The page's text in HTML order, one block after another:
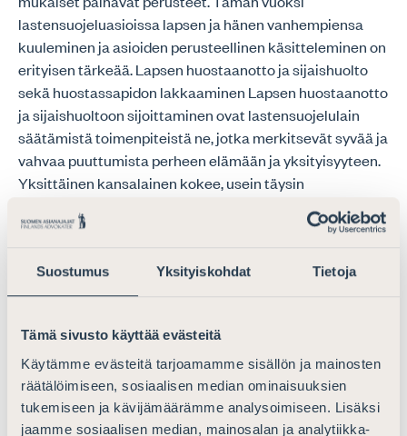
Suostumus Yksityiskohdat Tietoja
Tämä sivusto käyttää evästeitä
Käytämme evästeitä tarjoamamme sisällön ja mainosten
räätälöimiseen, sosiaalisen median ominaisuuksien
tukemiseen ja kävijämäärämme analysoimiseen. Lisäksi
jaamme sosiaalisen median, mainosalan ja analytiikka-
lastensuojeluasioissa lapsen ja hänen vanhempiensa
kuuleminen ja asioiden perusteellinen käsitteleminen on
erityisen tärkeää. Lapsen huostaanotto ja sijaishuolto
sekä huostassapidon lakkaaminen Lapsen huostaanotto
ja sijaishuoltoon sijoittaminen ovat lastensuojelulain
säätämistä toimenpiteistä ne, jotka merkitsevät syvää ja
vahvaa puuttumista perheen elämään ja yksityisyyteen.
Yksittäinen kansalainen kokee, usein täysin
eikä ota huomioon hänen näkökantojaan oli hän sitten
tarve korostuu näissä asioissa ja hänelle tulisikin taata
laajasti keinoja, joilla hän voi puolustaa omia
oikeudella valittaa korkeimpaan hallinto-oikeuteen on
yksilön oikeusturvan takaamisessa tärkeä tehtävä.
Lapsen huostaanottoa ja sijaishuoltoon sijoittamista
koskevissa asioissa oikeutta hakea muutosta